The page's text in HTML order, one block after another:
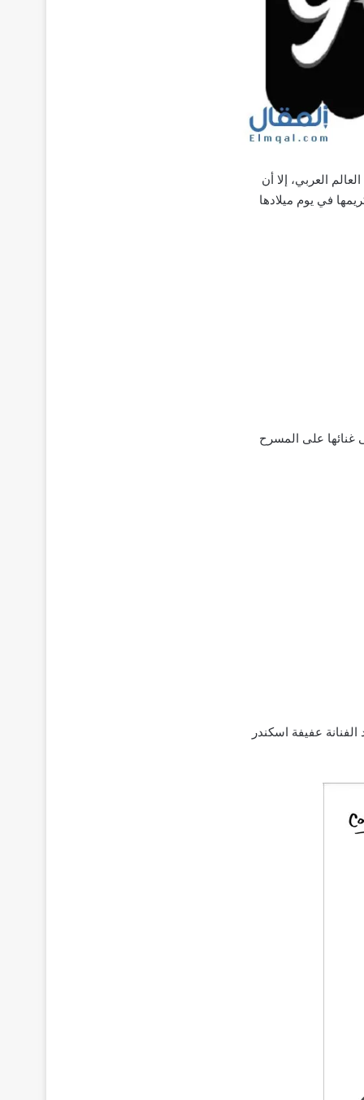
العربي، إلا أن
ميلادية حيث قام جوجل بتكريمها في يوم ميلادها
غنائها على المسرح
عفيفة اسكندر